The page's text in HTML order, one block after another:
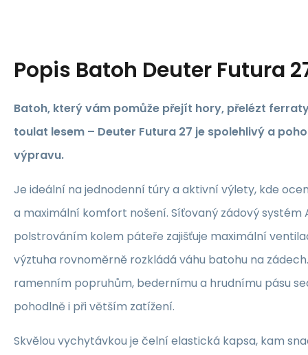
Popis Batoh Deuter Futura
Batoh, který vám pomůže přejít hory, přelézt
toulat lesem – Deuter Futura 27 je spolehlivý a
výpravu.
Je ideální na jednodenní túry a aktivní výlety, kde
a maximální komfort nošení. Síťovaný zádový systém
polstrováním kolem páteře zajišťuje maximální
výztuha rovnoměrně rozkládá váhu batohu na
ramenním popruhům, bedernímu a hrudnímu pásu
pohodlně i při větším zatížení.
Skvělou vychytávkou je čelní elastická kapsa, kam